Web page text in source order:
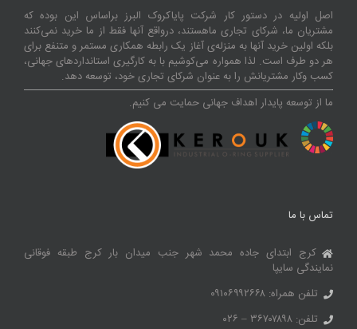
اصل اولیه در دستور کار شرکت پایاکروک البرز براساس این بوده که
مشتریان ما، شرکای تجاری ماهستند، درواقع آنها فقط از ما خرید نمی‌کنند
بلکه اولین خرید آنها به منزله‌ی آغاز یک رابطه همکاری مستمر و متنفع برای
هر دو طرف است. لذا همواره می‌کوشیم با به کارگیری استانداردهای جهانی،
کسب‌ و‌کار مشتریانش را به عنوان شرکای تجاری خود، توسعه دهد.
ما از توسعه پایدار اهداف جهانی حمایت می کنیم.
تماس با ما
کرج ابتدای جاده محمد شهر جنب میدان بار کرج طبقه فوقانی
نمایندگی سایپا
تلفن همراه: ۰۹۱۰۶۹۹۲۶۶۸
تلفن: ۳۶۷۰۷۸۹۸ – ۰۲۶